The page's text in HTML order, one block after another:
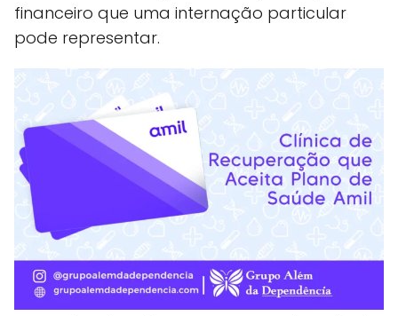
financeiro que uma internação particular
pode representar.